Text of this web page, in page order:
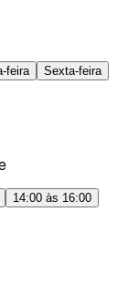
feira
Sexta-feira
14:00 às 16:00